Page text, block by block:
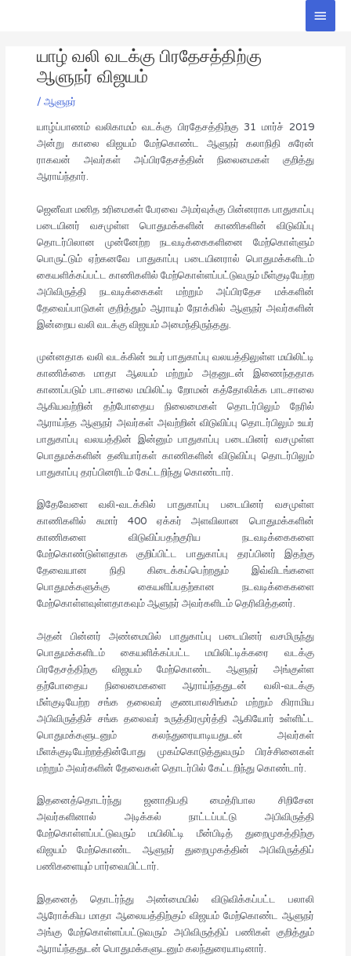
Main
யாழ் வலி வடக்கு பிரதேசத்திற்கு
ஆளுநர் விஜயம்
/ ஆளுநர்
யாழ்ப்பாணம் வலிகாமம் வடக்கு பிரதேசத்திற்கு 31 மார்ச் 2019
அன்று காலை விஜயம் மேற்கொண்ட ஆளுநர் கலாநிதி சுரேன்
ராகவன் அவர்கள் அப்பிரதேசத்தின் நிலைமைகள் குறித்து
ஆராய்ந்தார்.
ஜெனீவா மனித உரிமைகள் பேரவை அமர்வுக்கு பின்னராக பாதுகாப்பு
படையினர் வசமுள்ள பொதுமக்களின் காணிகளின் விடுவிப்பு
தொடர்பிலான முன்னேற்ற நடவடிக்கைகளினை மேற்கொள்ளும்
பொருட்டும் ஏற்கனவே பாதுகாப்பு படையினரால் பொதுமக்களிடம்
கையளிக்கப்பட்ட காணிகளில் மேற்கொள்ளப்பட்டுவரும் மீள்குடியேற்ற
அபிவிருத்தி நடவடிக்கைகள் மற்றும் அப்பிரதேச மக்களின்
தேவைப்பாடுகள் குறித்தும் ஆராயும் நோக்கில் ஆளுநர் அவர்களின்
இன்றைய வலி வடக்கு விஜயம் அமைந்திருந்தது.
முன்னதாக வலி வடக்கின் உயர் பாதுகாப்பு வலயத்திலுள்ள மயிலிட்டி
காணிக்கை மாதா ஆலயம் மற்றும் அதனுடன் இணைந்ததாக
காணப்படும் பாடசாலை மயிலிட்டி றோமன் கத்தோலிக்க பாடசாலை
ஆகியவற்றின் தற்போதைய நிலைமைகள் தொடர்பிலும் நேரில்
ஆராய்ந்த ஆளுநர் அவர்கள் அவற்றின் விடுவிப்பு தொடர்பிலும் உயர்
பாதுகாப்பு வலயத்தின் இன்னும் பாதுகாப்பு படையினர் வசமுள்ள
பொதுமக்களின் தனியார்கள் காணிகளின் விடுவிப்பு தொடர்பிலும்
பாதுகாப்பு தரப்பினரிடம் கேட்டறிந்து கொண்டார்.
இதேவேளை வலி-வடக்கில் பாதுகாப்பு படையினர் வசமுள்ள
காணிகளில் சுமார் 400 ஏக்கர் அளவிலான பொதுமக்களின்
காணிகளை விடுவிப்பதற்குரிய நடவடிக்கைகளை
மேற்கொண்டுள்ளதாக குறிப்பிட்ட பாதுகாப்பு தரப்பினர் இதற்கு
தேவையான நிதி கிடைக்கப்பெற்றதும் இவ்விடங்களை
பொதுமக்களுக்கு கையளிப்பதற்கான நடவடிக்கைகளை
மேற்கொள்ளவுள்ளதாகவும் ஆளுநர் அவர்களிடம் தெரிவித்தனர்.
அதன் பின்னர் அண்மையில் பாதுகாப்பு படையினர் வசமிருந்து
பொதுமக்களிடம் கையளிக்கப்பட்ட மயிலிட்டிக்கரை வடக்கு
பிரதேசத்திற்கு விஜயம் மேற்கொண்ட ஆளுநர் அங்குள்ள
தற்போதைய நிலைமைகளை ஆராய்ந்ததுடன் வலி-வடக்கு
மீள்குடியேற்ற சங்க தலைவர் குணபாலசிங்கம் மற்றும் கிராமிய
அபிவிருத்திச் சங்க தலைவர் உருத்திரமூர்த்தி ஆகியோர் உள்ளிட்ட
பொதுமக்களுடனும் கலந்துரையாடியதுடன் அவர்கள்
மீளக்குடியேற்றத்தின்போது முகம்கொடுத்துவரும் பிரச்சினைகள்
மற்றும் அவர்களின் தேவைகள் தொடர்பில் கேட்டறிந்து கொண்டார்.
இதனைத்தொடர்ந்து ஜனாதிபதி மைத்ரிபால சிறிசேன
அவர்களினால் அடிக்கல் நாட்டப்பட்டு அபிவிருத்தி
மேற்கொள்ளப்பட்டுவரும் மயிலிட்டி மீன்பிடித் துறைமுகத்திற்கு
விஜயம் மேற்கொண்ட ஆளுநர் துறைமுகத்தின் அபிவிருத்திப்
பணிகளையும் பார்வையிட்டார்.
இதனைத் தொடர்ந்து அண்மையில் விடுவிக்கப்பட்ட பலாலி
ஆரோக்கிய மாதா ஆலையத்திற்கும் விஜயம் மேற்கொண்ட ஆளுநர்
அங்கு மேற்கொள்ளப்பட்டுவரும் அபிவிருத்திப் பணிகள் குறித்தும்
ஆராய்ந்ததுடன் பொதுமக்களுடனும் கலந்துரையாடினார்.
navigation